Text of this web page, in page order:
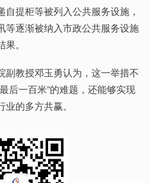
提柜等被列入公共服务设施，
等逐渐被纳入市政公共服务设施
。
副教授邓玉勇认为，这一举措不
后一百米”的难题，还能够实现
的多方共赢。